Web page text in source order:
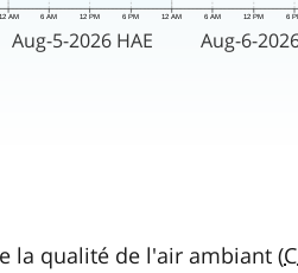
la qualité de l'air ambiant (